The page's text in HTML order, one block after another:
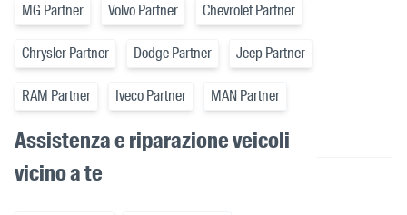
MG Partner Volvo Partner Chevrolet Partner
Chrysler Partner Dodge Partner Jeep Partner
RAM Partner Iveco Partner MAN Partner
Assistenza e riparazione veicoli
vicino a te